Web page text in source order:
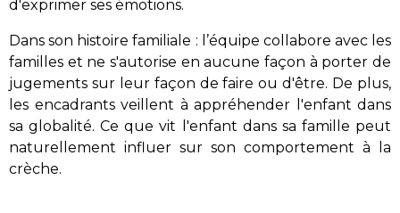
d'exprimer ses émotions.
Dans son histoire familiale : l’équipe collabore avec les
familles et ne s'autorise en aucune façon à porter de
jugements sur leur façon de faire ou d'être. De plus,
les encadrants veillent à appréhender l'enfant dans
sa globalité. Ce que vit l'enfant dans sa famille peut
naturellement influer sur son comportement à la
crèche.